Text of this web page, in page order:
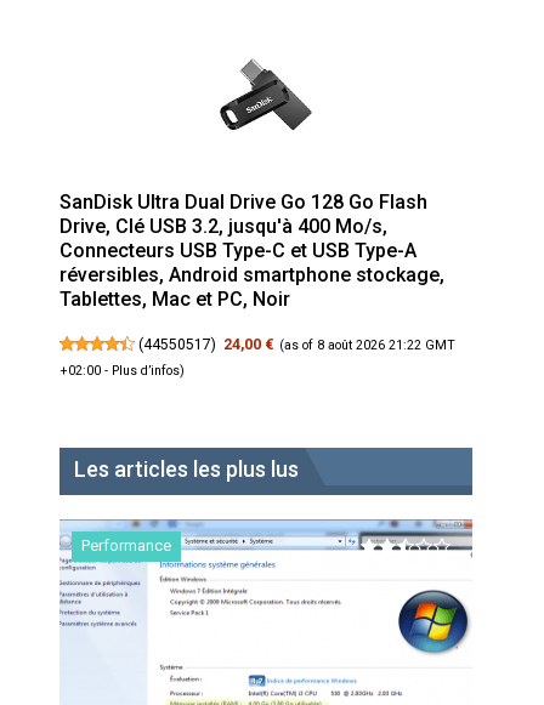
SanDisk Ultra Dual Drive Go 128 Go Flash
Drive, Clé USB 3.2, jusqu'à 400 Mo/s,
Connecteurs USB Type-C et USB Type-A
réversibles, Android smartphone stockage,
Tablettes, Mac et PC, Noir
(44550517) 24,00 € (as of 8 août 2026 21:22 GMT
+02:00 - Plus d’infos)
Les articles les plus lus
Performance